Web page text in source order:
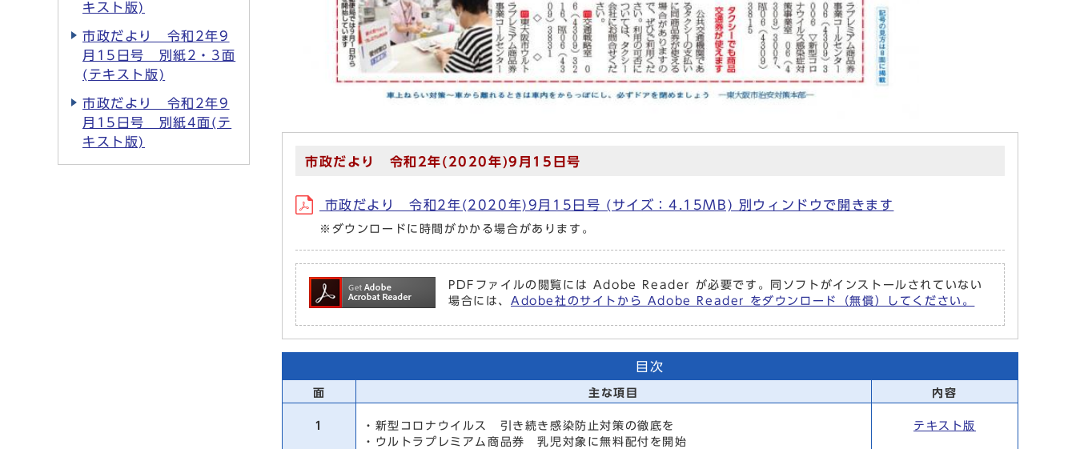
市政だより 令和2年(2020年)9月15日号
市政だより 令和2年(2020年)9月15日号 (サイズ：4.15MB) 別ウィンドウで開きます
※ダウンロードに時間がかかる場合があります。
PDFファイルの閲覧には Adobe Reader が必要です。同ソフトがインストールされていない
場合には、 Adobe社のサイトから Adobe Reader をダウンロード（無償）してください。
目次
面 主な項目 内容
1
・新型コロナウイルス 引き続き感染防止対策の徹底を
・ウルトラプレミアム商品券 乳児対象に無料配付を開始
テキスト版
キスト版)
市政だより 令和2年9
月15日号 別紙2・3面
(テキスト版)
市政だより 令和2年9
月15日号 別紙4面(テ
キスト版)